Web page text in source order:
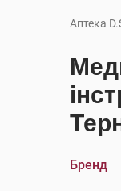
Аптека
Бренд